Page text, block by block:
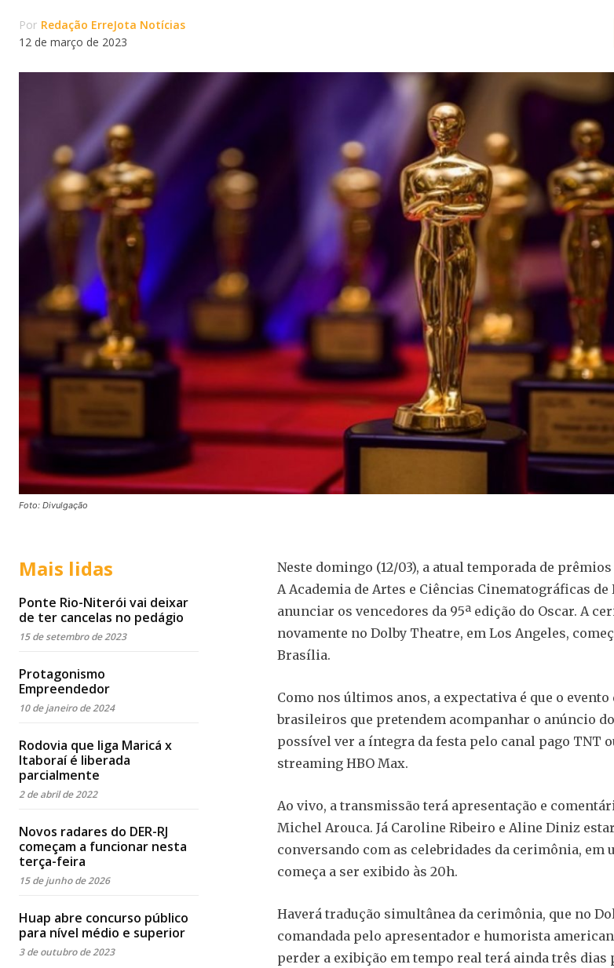
Por Redação ErreJota Notícias
12 de março de 2023
Foto: Divulgação
Mais lidas
Ponte Rio-Niterói vai deixar
de ter cancelas no pedágio
15 de setembro de 2023
Protagonismo
Empreendedor
10 de janeiro de 2024
Rodovia que liga Maricá x
Itaboraí é liberada
parcialmente
2 de abril de 2022
Novos radares do DER-RJ
começam a funcionar nesta
terça-feira
15 de junho de 2026
Huap abre concurso público
para nível médio e superior
3 de outubro de 2023
Neste domingo (12/03), a atual temporada de
A Academia de Artes e Ciências Cinematográficas
anunciar os vencedores da 95ª edição do Oscar. A
novamente no Dolby Theatre, em Los Angeles,
Brasília.
Como nos últimos anos, a expectativa é que o
brasileiros que pretendem acompanhar o anúncio
possível ver a íntegra da festa pelo canal pago TNT
streaming HBO Max.
Ao vivo, a transmissão terá apresentação e
Michel Arouca. Já Caroline Ribeiro e Aline Diniz
conversando com as celebridades da cerimônia, em
começa a ser exibido às 20h.
Haverá tradução simultânea da cerimônia, que no
comandada pelo apresentador e humorista
perder a exibição em tempo real terá ainda três dias